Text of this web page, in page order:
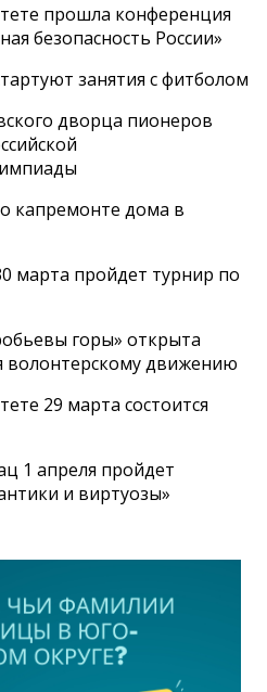
прошла конференция
безопасность России»
занятия с фитболом
дворца пионеров
капремонте дома в
марта пройдет турнир по
горы» открыта
волонтерскому движению
29 марта состоится
1 апреля пройдет
и виртуозы»